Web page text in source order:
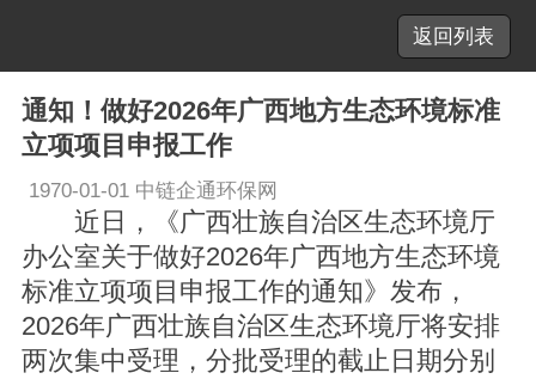
返回列表
通知！做好2026年广西地方生态环境标准
立项项目申报工作
1970-01-01 中链企通环保网
近日，《广西壮族自治区生态环境厅
办公室关于做好2026年广西地方生态环境
标准立项项目申报工作的通知》发布，
2026年广西壮族自治区生态环境厅将安排
两次集中受理，分批受理的截止日期分别